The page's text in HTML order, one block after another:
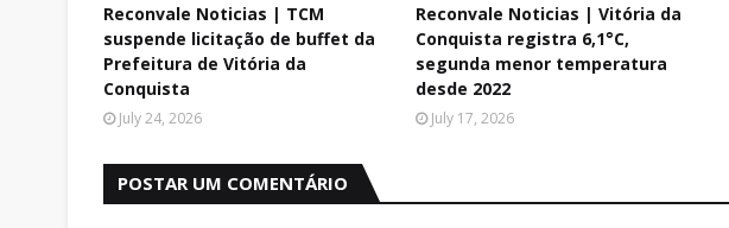
Reconvale Noticias | TCM
suspende licitação de buffet da
Prefeitura de Vitória da
Conquista
July 24, 2026
Reconvale Noticias | Vitória da
Conquista registra 6,1°C,
segunda menor temperatura
desde 2022
July 17, 2026
POSTAR UM COMENTÁRIO